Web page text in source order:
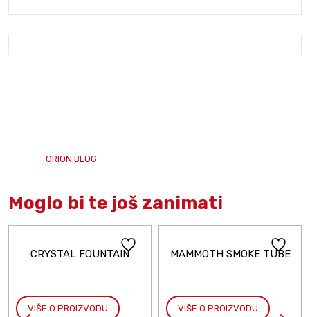
ORION BLOG
Moglo bi te još zanimati
CRYSTAL FOUNTAIN
VIŠE O PROIZVODU
MAMMOTH SMOKE TUBE
VIŠE O PROIZVODU